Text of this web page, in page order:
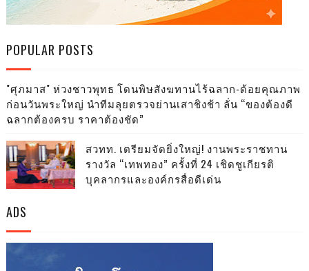
POPULAR POSTS
"ศุภมาส" ห่วงชาวพุทธ โดนพิษสังฆทานไร้ฉลาก-ด้อยคุณภาพ
ก่อนวันพระใหญ่ นำทีมลุยตรวจย่านเสาชิงช้า ลั่น “ของต้องดี
ฉลากต้องครบ ราคาต้องชัด”
สวทท. เตรียมจัดยิ่งใหญ่! งานพระราชทาน
รางวัล “เทพทอง” ครั้งที่ 24 เชิดชูเกียรติ
บุคลากรและองค์กรสื่อดีเด่น
ADS